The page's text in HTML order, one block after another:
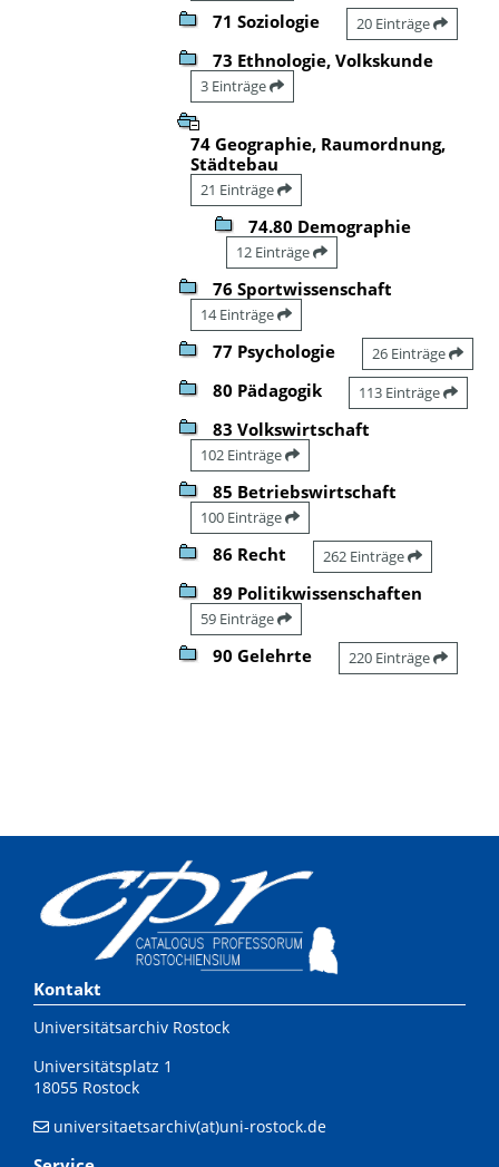
71 Soziologie 20 Einträge
73 Ethnologie, Volkskunde
3 Einträge
74 Geographie, Raumordnung,
Städtebau
21 Einträge
74.80 Demographie
12 Einträge
76 Sportwissenschaft
14 Einträge
77 Psychologie 26 Einträge
80 Pädagogik 113 Einträge
83 Volkswirtschaft
102 Einträge
85 Betriebswirtschaft
100 Einträge
86 Recht 262 Einträge
89 Politikwissenschaften
59 Einträge
90 Gelehrte 220 Einträge
Kontakt
Universitätsarchiv Rostock
Universitätsplatz 1
18055 Rostock
universitaetsarchiv(at)uni-rostock.de